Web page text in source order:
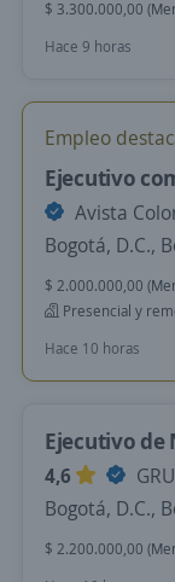
$ 3.300.000,00
Hace 9 horas
Empleo
Ejecutivo
Avista
Bogotá, D.C.,
$ 2.000.000,00
Presencial y
Hace 10 horas
Ejecutivo de
4,6
Bogotá, D.C.,
$ 2.200.000,00